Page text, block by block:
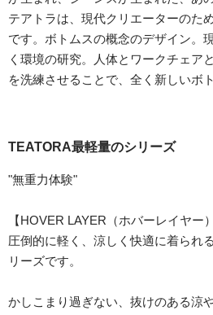
テアトラは、現代クリエーターのた
です。ボトムスの概念のデザイン。
く環境の研究。人体とワークチェア
を洗練させることで、全く新しいボ
TEATORA最軽量のシリーズ
"無重力体験"
【HOVER LAYER（ホバーレイヤー
圧倒的に軽く、涼しく快適に着られ
リーズです。
かしこまり過ぎない、抜けのある涼